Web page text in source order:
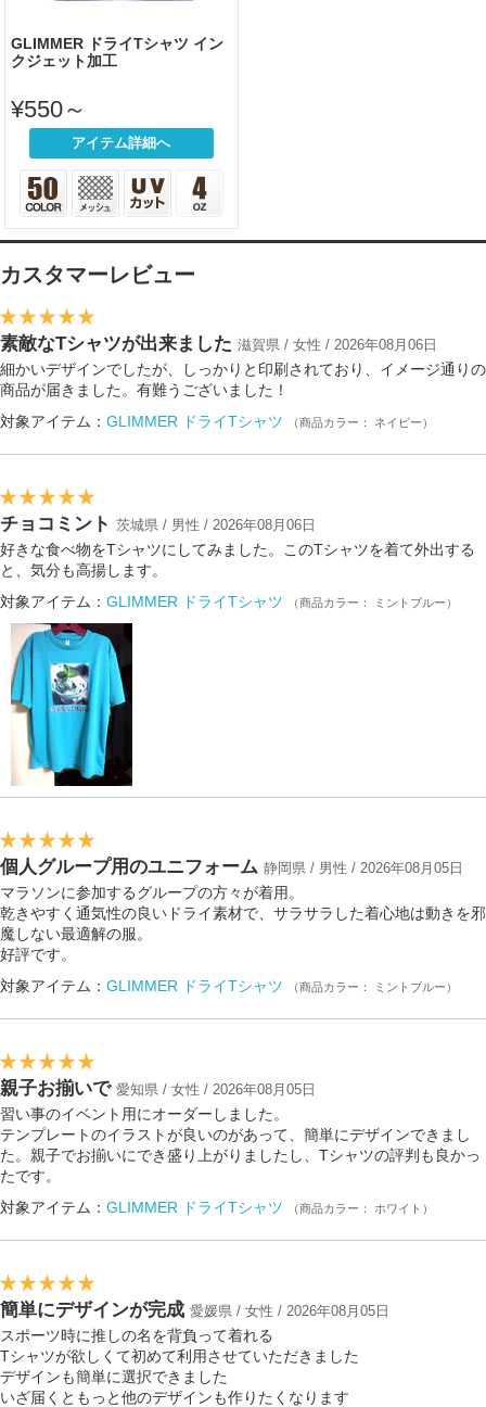
GLIMMER ドライTシャツ イン
クジェット加工
¥550～
アイテム詳細へ
カスタマーレビュー
素敵なTシャツが出来ました 滋賀県 / 女性 / 2026年08月06日
細かいデザインでしたが、しっかりと印刷されており、イメージ通りの
商品が届きました。有難うございました！
対象アイテム： GLIMMER ドライTシャツ （商品カラー： ネイビー）
チョコミント 茨城県 / 男性 / 2026年08月06日
好きな食べ物をTシャツにしてみました。このTシャツを着て外出する
と、気分も高揚します。
対象アイテム： GLIMMER ドライTシャツ （商品カラー： ミントブルー）
個人グループ用のユニフォーム 静岡県 / 男性 / 2026年08月05日
マラソンに参加するグループの方々が着用。
乾きやすく通気性の良いドライ素材で、サラサラした着心地は動きを邪
魔しない最適解の服。
好評です。
対象アイテム： GLIMMER ドライTシャツ （商品カラー： ミントブルー）
親子お揃いで 愛知県 / 女性 / 2026年08月05日
習い事のイベント用にオーダーしました。
テンプレートのイラストが良いのがあって、簡単にデザインできまし
た。親子でお揃いにでき盛り上がりましたし、Tシャツの評判も良かっ
たです。
対象アイテム： GLIMMER ドライTシャツ （商品カラー： ホワイト）
簡単にデザインが完成 愛媛県 / 女性 / 2026年08月05日
スポーツ時に推しの名を背負って着れる
Tシャツが欲しくて初めて利用させていただきました
デザインも簡単に選択できました
いざ届くともっと他のデザインも作りたくなります